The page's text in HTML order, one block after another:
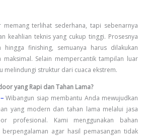
memang terlihat sederhana, tapi sebenarnya
keahlian teknis yang cukup tinggi. Prosesnya
finishing, semuanya harus dilakukan
Selain mempercantik tampilan luar
melindungi struktur dari cuaca ekstrem.
yang Rapi dan Tahan Lama?
Wibangun siap membantu Anda mewujudkan
yang modern dan tahan lama melalui jasa
profesional. Kami menggunakan bahan
agar hasil pemasangan tidak